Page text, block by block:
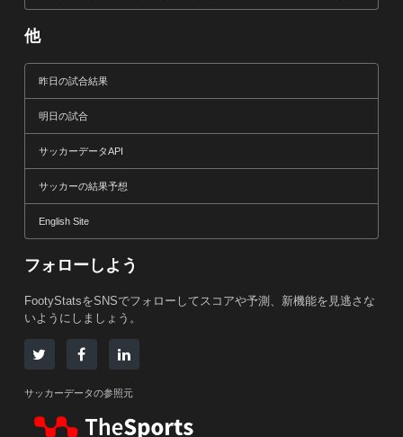
他
昨日の試合結果
明日の試合
サッカーデータAPI
サッカーの結果予想
English Site
フォローしよう
FootyStatsをSNSでフォローしてスコアや予測、新機能を見逃さな
いようにしましょう。
サッカーデータの参照元